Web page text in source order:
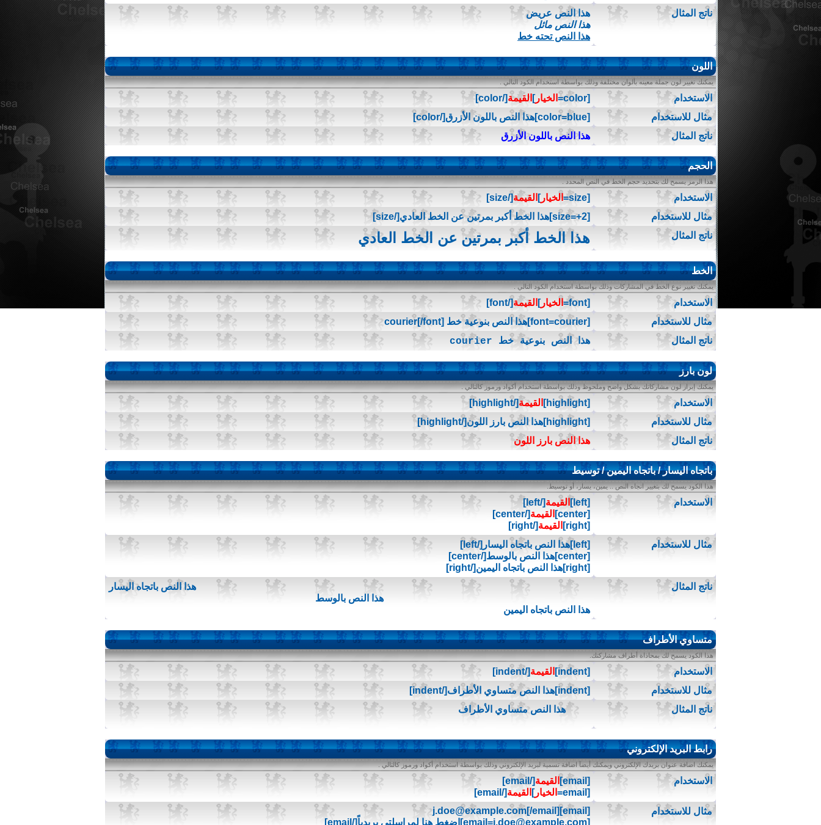
ناتج المثال
هذا النص عريض
هذا النص مائل
هذا النص تحته خط
اللون
يمكنك تغيير لون جملة معينه بألوان مختلفة وذلك بواسطة استخدام الكود التالي .
الاستخدام [color= الخيار] القيمة[/color]
مثال للاستخدام
[color=blue]هذا النص باللون الأزرق[/color]
ناتج المثال
هذا النص باللون الأزرق
الحجم
هذا الرمز يسمح لك بتحديد حجم الخط في النص المحدد .
الاستخدام [size= الخيار] القيمة[/size]
مثال للاستخدام
[size=+2]هذا الخط أكبر بمرتين عن الخط العادي[/size]
ناتج المثال
هذا الخط أكبر بمرتين عن الخط العادي
الخط
يمكنك تغيير نوع الخط في المشاركات وذلك بواسطة استخدام الكود التالي .
الاستخدام [font= الخيار] القيمة[/font]
مثال للاستخدام
[font=courier]هذا النص بنوعية خط courier[/font]
ناتج المثال
هذا النص بنوعية خط courier
لون بارز
يمكنك إبراز لون مشاركاتك بشكل واضح وملحوظ وذلك بواسطة استخدام أكواد ورموز كالتالي .
الاستخدام [highlight] القيمة[/highlight]
مثال للاستخدام
[highlight]هذا النص بارز اللون[/highlight]
ناتج المثال
هذا النص بارز اللون
باتجاه اليسار / باتجاه اليمين / توسيط
هذا الكود يسمح لك بتغيير اتجاه النص .. يمين، يسار، أو توسيط.
الاستخدام [left] القيمة[/left]
[center]
القيمة[/center]
[right]
القيمة[/right]
مثال للاستخدام
[left]هذا النص باتجاه اليسار[/left]
[center]هذا النص بالوسط[/center]
[right]هذا النص باتجاه اليمين[/right]
ناتج المثال
هذا النص باتجاه اليسار
هذا النص بالوسط
هذا النص باتجاه اليمين
متساوي الأطراف
هذا الكود يسمح لك بمحاذاة أطراف مشاركتك.
الاستخدام [indent] القيمة[/indent]
مثال للاستخدام
[indent]هذا النص متساوي الأطراف[/indent]
ناتج المثال
هذا النص متساوي الأطراف
رابط البريد الإلكتروني
يمكنك اضافة عنوان بريدك الإلكتروني ويمكنك أيضآ اضافة تسمية لبريد الإلكتروني وذلك بواسطة استخدام أكواد ورموز كالتالي .
الاستخدام [email] القيمة[/email]
[email=
الخيار] القيمة[/email]
مثال للاستخدام
[email]j.doe@example.com[/email]
[email=j.doe@example.com]اضغط هنا لمراسلتي بريدياً[/email]